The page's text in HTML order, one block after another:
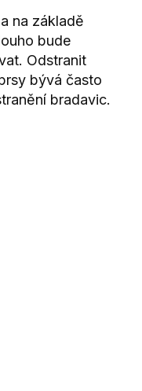
na základě
bude
Odstranit
bývá často
bradavic.